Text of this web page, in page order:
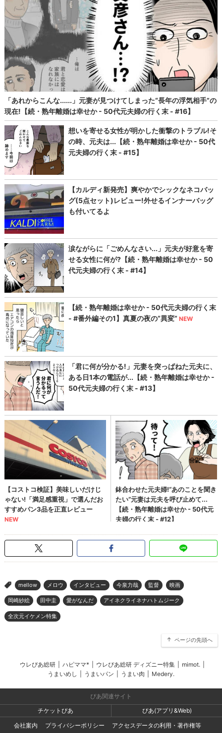
> mellow メロウ インタビュー 今泉力哉 監督 映画
岡崎紗絵 田中圭 愛がなんだ アイネクライネナハトムジーク
全次元イケメン特集
ページの先頭へ
ウレぴあ総研 ハピママ* ウレぴあ総研 ディズニー特集 mimot.
うまいめし
うまいパン うまい肉 Medery.
ぴあ関連サイト
チケットぴあ
ぴあ(アプリ&Web)
会社案内
プライバシーポリシー アクセスデータの利用・著作権等